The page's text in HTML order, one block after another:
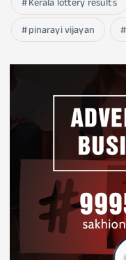
pinarayi vijayan